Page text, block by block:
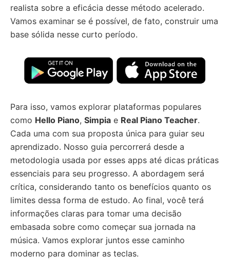
realista sobre a eficácia desse método acelerado.
Vamos examinar se é possível, de fato, construir uma
base sólida nesse curto período.
Para isso, vamos explorar plataformas populares
como Hello Piano, Simpia e Real Piano Teacher.
Cada uma com sua proposta única para guiar seu
aprendizado. Nosso guia percorrerá desde a
metodologia usada por esses apps até dicas práticas
essenciais para seu progresso. A abordagem será
crítica, considerando tanto os benefícios quanto os
limites dessa forma de estudo. Ao final, você terá
informações claras para tomar uma decisão
embasada sobre como começar sua jornada na
música. Vamos explorar juntos esse caminho
moderno para dominar as teclas.